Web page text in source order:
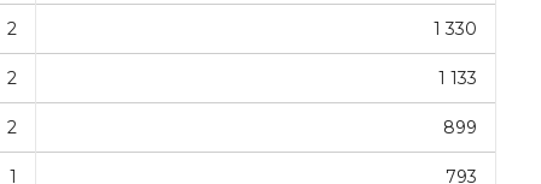
2 1 330
2 1 133
2 899
1 793